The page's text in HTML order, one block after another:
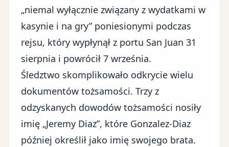
„niemal wyłącznie związany z wydatkami w
kasynie i na gry” poniesionymi podczas
rejsu, który wypłynął z portu San Juan 31
sierpnia i powrócił 7 września.
Śledztwo skomplikowało odkrycie wielu
dokumentów tożsamości. Trzy z
odzyskanych dowodów tożsamości nosiły
imię „Jeremy Diaz”, które Gonzalez-Diaz
później określił jako imię swojego brata.